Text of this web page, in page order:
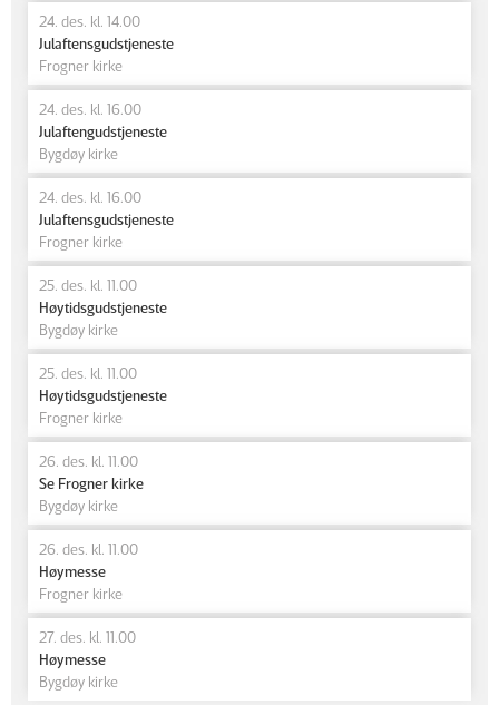
24. des. kl. 14.00
Julaftensgudstjeneste
Frogner kirke
24. des. kl. 16.00
Julaftengudstjeneste
Bygdøy kirke
24. des. kl. 16.00
Julaftensgudstjeneste
Frogner kirke
25. des. kl. 11.00
Høytidsgudstjeneste
Bygdøy kirke
25. des. kl. 11.00
Høytidsgudstjeneste
Frogner kirke
26. des. kl. 11.00
Se Frogner kirke
Bygdøy kirke
26. des. kl. 11.00
Høymesse
Frogner kirke
27. des. kl. 11.00
Høymesse
Bygdøy kirke